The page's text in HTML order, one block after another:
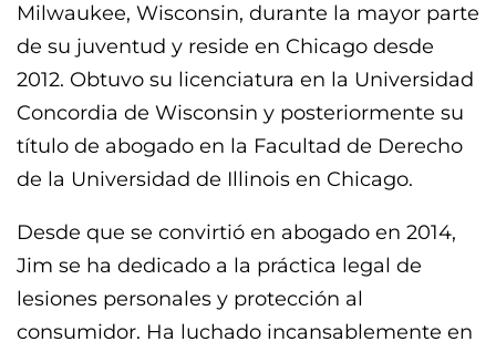
Milwaukee, Wisconsin, durante la mayor parte
de su juventud y reside en Chicago desde
2012. Obtuvo su licenciatura en la Universidad
Concordia de Wisconsin y posteriormente su
título de abogado en la Facultad de Derecho
de la Universidad de Illinois en Chicago.
Desde que se convirtió en abogado en 2014,
Jim se ha dedicado a la práctica legal de
lesiones personales y protección al
consumidor. Ha luchado incansablemente en